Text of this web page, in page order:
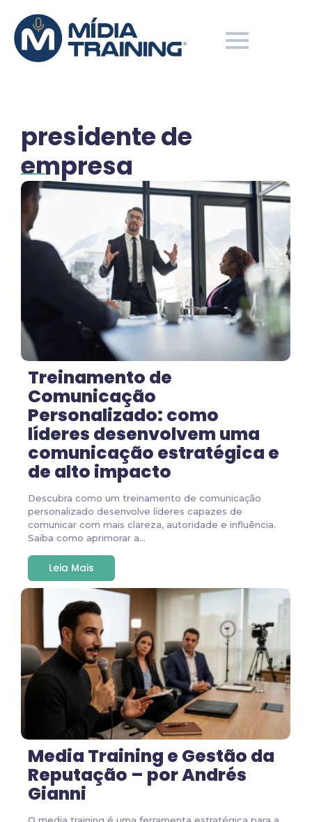
presidente de
empresa
Treinamento de
Comunicação
Personalizado: como
líderes desenvolvem uma
comunicação estratégica e
de alto impacto
Descubra como um treinamento de comunicação
personalizado desenvolve líderes capazes de
comunicar com mais clareza, autoridade e influência.
Saiba como aprimorar a...
Leia Mais
Media Training e Gestão da
Reputação – por Andrés
Gianni
O media training é uma ferramenta estratégica para a